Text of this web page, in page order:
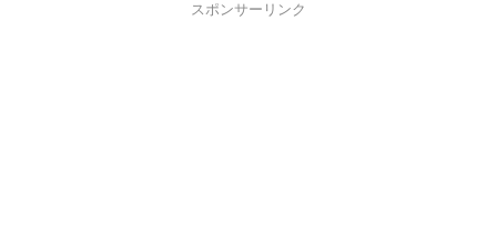
スポンサーリンク